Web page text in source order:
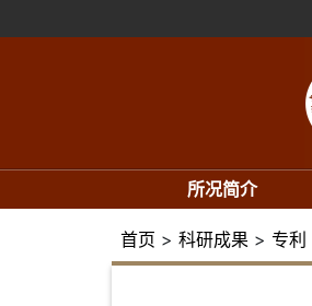
所况简介
首页 > 科研成果 > 专利